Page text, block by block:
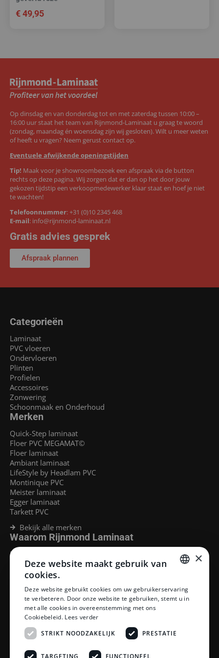
€49,95
Op dinsdag en van donderdag tot en met zaterdag tussen 10:00 –
16:00 uur staat het team van Rijnmond-Laminaat u graag te woord
(zondag, maandag én woensdag zijn wij gesloten). Wilt u meer weten
of heeft u vragen? Neem gerust contact op.
Eventuele afwijkende openingstijden
Tip! Maak voor je showroombezoek een afspraak via de button
rechts op deze pagina. Wij zorgen dat er dan op het door jouw
gekozen tijdstip een verkoopmedewerker klaar staat en hoef je niet
te wachten!
Telefoonnummer:+31 (0)10 2345 468
E-mail: info@rijnmond-laminaat.nl
Gratis advies gesprek
Afspraak plannen
Categorieën
Laminaat
PVC vloeren
Ondervloeren
Plinten
Profielen
Accessoires
Zonwering
Schoonmaak en Onderhoud
Merken
Quick-Step laminaat
Floer PVC MEGAMAT©
Floer laminaat
Ambiant laminaat
LifeStyle by Headlam PVC
Montinique PVC
Meister laminaat
Egger laminaat
Tarkett PVC
Bekijk alle merken
Waarom Rijnmond Laminaat
Legservice
Laminaat Capelle aan den Ijssel
Laminaat voor vloerverwarming
Klantenservice
Betaalmethoden
Openingstijden showroom
Afhalen en bezorgen
Retourprocedure
Veelgestelde vragen
DUTCH
×
Deze website maakt gebruik van
cookies.
Deze website gebruikt cookies om uw gebruikerservaring
te verbeteren. Door onze website te gebruiken, stemt u in
met alle cookies in overeenstemming met ons
Cookiebeleid. Lees verder
STRIKT NOODZAKELIJK
PRESTATIE
TARGETING FUNCTIONEEL